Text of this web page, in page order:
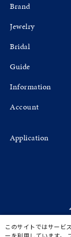
Brand
Jewelry
Bridal
Guide
Information
Account
Application
このサイトではサービ
ーを利用しています。